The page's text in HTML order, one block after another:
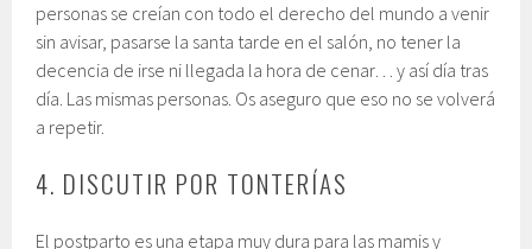
personas se creían con todo el derecho del mundo a venir
sin avisar, pasarse la santa tarde en el salón, no tener la
decencia de irse ni llegada la hora de cenar… y así día tras
día. Las mismas personas. Os aseguro que eso no se volverá
a repetir.
4. DISCUTIR POR TONTERÍAS
El postparto es una etapa muy dura para las mamis y